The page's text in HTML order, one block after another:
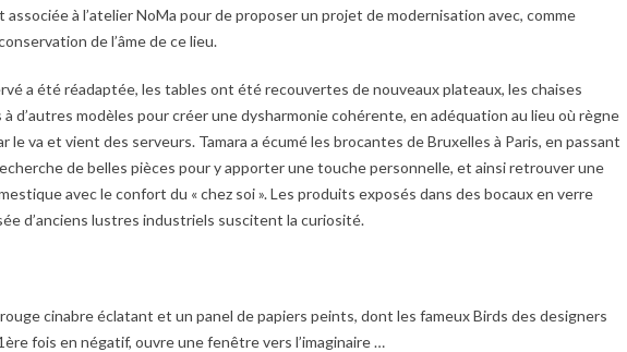
associée à l’atelier NoMa pour de proposer un projet de modernisation avec, comme
de l’âme de ce lieu.
a été réadaptée, les tables ont été recouvertes de nouveaux plateaux, les chaises
d’autres modèles pour créer une dysharmonie cohérente, en adéquation au lieu où règne
le va et vient des serveurs. Tamara a écumé les brocantes de Bruxelles à Paris, en passant
de belles pièces pour y apporter une touche personnelle, et ainsi retrouver une
avec le confort du « chez soi ». Les produits exposés dans des bocaux en verre
d’anciens lustres industriels suscitent la curiosité.
cinabre éclatant et un panel de papiers peints, dont les fameux Birds des designers
fois en négatif, ouvre une fenêtre vers l’imaginaire …